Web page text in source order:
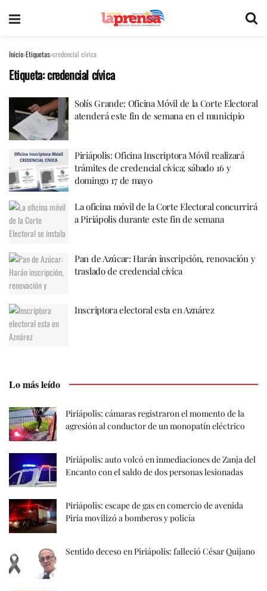
Inicio Etiquetas credencial cívica
Etiqueta:credencial cívica
Solís Grande: Oficina Móvil de la Corte Electoral
atenderá este fin de semana en el municipio
Piriápolis: Oficina Inscriptora Móvil realizará
trámites de credencial cívica; sábado 16 y
domingo 17 de mayo
La oficina móvil de la Corte Electoral concurrirá
a Piriápolis durante este fin de semana
Pan de Azúcar: Harán inscripción, renovación y
traslado de credencial cívica
Inscriptora electoral esta en Aznárez
Lo más leído
Piriápolis: cámaras registraron el momento de la
agresión al conductor de un monopatín eléctrico
Piriápolis: auto volcó en inmediaciones de Zanja del
Encanto con el saldo de dos personas lesionadas
Piriápolis: escape de gas en comercio de avenida
Piria movilizó a bomberos y policía
Sentido deceso en Piriápolis: falleció César Quijano